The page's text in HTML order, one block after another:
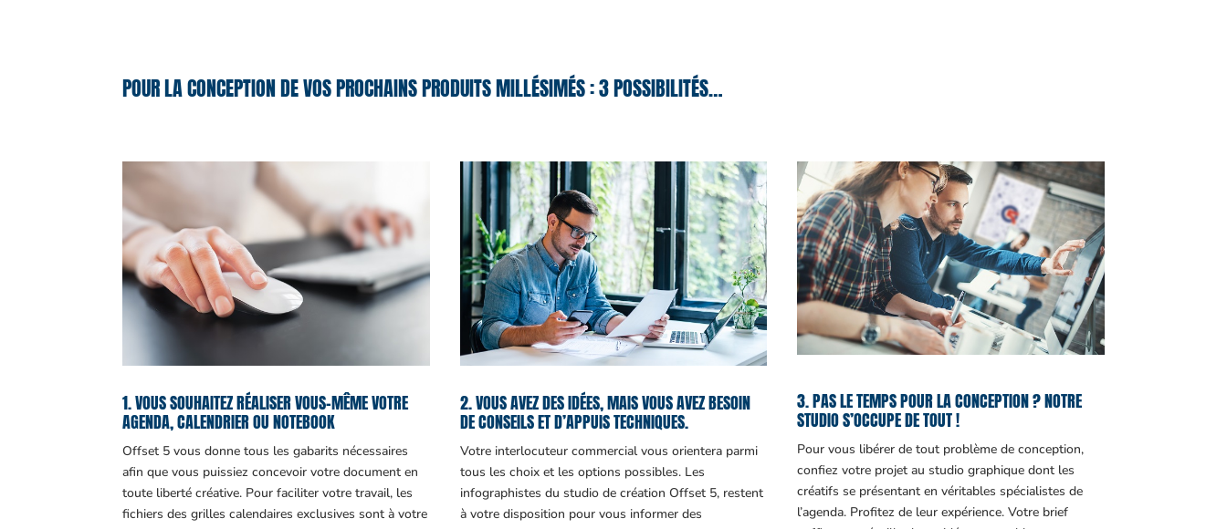
POUR LA CONCEPTION DE VOS PROCHAINS PRODUITS MILLÉSIMÉS : 3 POSSIBILITÉS…
1. VOUS SOUHAITEZ RÉALISER VOUS-MÊME VOTRE
AGENDA, CALENDRIER OU NOTEBOOK
Offset 5 vous donne tous les gabarits nécessaires
afin que vous puissiez concevoir votre document en
toute liberté créative. Pour faciliter votre travail, les
fichiers des grilles calendaires exclusives sont à votre
2. VOUS AVEZ DES IDÉES, MAIS VOUS AVEZ BESOIN
DE CONSEILS ET D’APPUIS TECHNIQUES.
Votre interlocuteur commercial vous orientera parmi
tous les choix et les options possibles. Les
infographistes du studio de création Offset 5, restent
à votre disposition pour vous informer des
3. PAS LE TEMPS POUR LA CONCEPTION ? NOTRE
STUDIO S’OCCUPE DE TOUT !
Pour vous libérer de tout problème de conception,
confiez votre projet au studio graphique dont les
créatifs se présentant en véritables spécialistes de
l’agenda. Profitez de leur expérience. Votre brief